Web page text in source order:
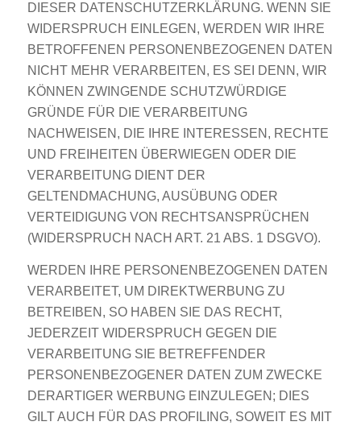
DIESER DATENSCHUTZERKLÄRUNG. WENN SIE
WIDERSPRUCH EINLEGEN, WERDEN WIR IHRE
BETROFFENEN PERSONENBEZOGENEN DATEN
NICHT MEHR VERARBEITEN, ES SEI DENN, WIR
KÖNNEN ZWINGENDE SCHUTZWÜRDIGE
GRÜNDE FÜR DIE VERARBEITUNG
NACHWEISEN, DIE IHRE INTERESSEN, RECHTE
UND FREIHEITEN ÜBERWIEGEN ODER DIE
VERARBEITUNG DIENT DER
GELTENDMACHUNG, AUSÜBUNG ODER
VERTEIDIGUNG VON RECHTSANSPRÜCHEN
(WIDERSPRUCH NACH ART. 21 ABS. 1 DSGVO).
WERDEN IHRE PERSONENBEZOGENEN DATEN
VERARBEITET, UM DIREKTWERBUNG ZU
BETREIBEN, SO HABEN SIE DAS RECHT,
JEDERZEIT WIDERSPRUCH GEGEN DIE
VERARBEITUNG SIE BETREFFENDER
PERSONENBEZOGENER DATEN ZUM ZWECKE
DERARTIGER WERBUNG EINZULEGEN; DIES
GILT AUCH FÜR DAS PROFILING, SOWEIT ES MIT